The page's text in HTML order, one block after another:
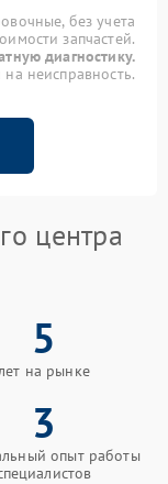
без учета
запчастей.
диагностику.
неисправность.
центра
5
лет на рынке
3
опыт работы